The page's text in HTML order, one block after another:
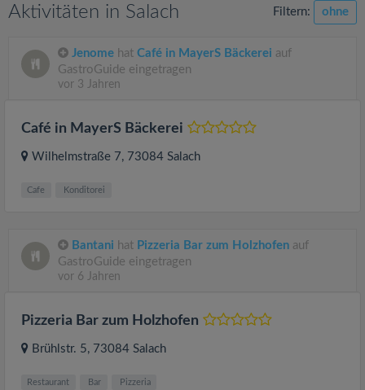
Aktivitäten in Salach Filtern: ohne
Jenome hat Café in MayerS Bäckerei auf
GastroGuide eingetragen
vor 3 Jahren
Café in MayerS Bäckerei
Wilhelmstraße 7, 73084 Salach
Cafe Konditorei
Bantani hat Pizzeria Bar zum Holzhofen auf
GastroGuide eingetragen
vor 6 Jahren
Pizzeria Bar zum Holzhofen
Brühlstr. 5, 73084 Salach
Restaurant Bar Pizzeria